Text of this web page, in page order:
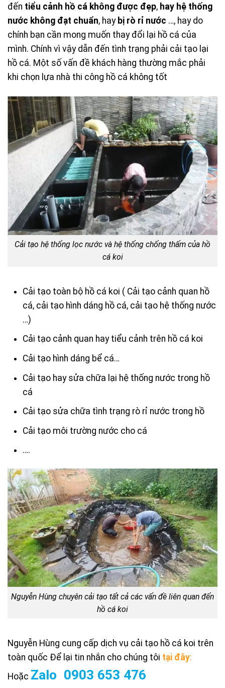
đến tiểu cảnh hồ cá không được đẹp, hay hệ thống
nước không đạt chuẩn, hay bị rò rỉ nước …, hay do
chính bạn cần mong muốn thay đổi lại hồ cá của
mình. Chính vì vậy dẫn đến tình trạng phải cải tạo lại
hồ cá. Một số vấn đề khách hàng thường mắc phải
khi chọn lựa nhà thi công hồ cá không tốt
Cải tạo hệ thống lọc nước và hệ thống chống thấm của hồ
cá koi
Cải tạo toàn bộ hồ cá koi ( Cải tạo cảnh quan hồ
cá, cải tạo hình dáng hồ cá, cải tạo hệ thống nước
…)
Cải tạo cảnh quan hay tiểu cảnh trên hồ cá koi
Cải tạo hình dáng bể cá…
Cải tạo hay sửa chữa lại hệ thống nước trong hồ
cá
Cải tạo sửa chữa tình trạng rò rỉ nước trong hồ
Cải tạo môi trường nước cho cá
….
Nguyễn Hùng chuyên cải tạo tất cả các vấn đề liên quan đến
hồ cá koi
Nguyễn Hùng cung cấp dịch vụ cải tạo hồ cá koi trên
toàn quốc Để lại tin nhắn cho chúng tôi tại đây:
Hoặc Zalo 0903 653 476